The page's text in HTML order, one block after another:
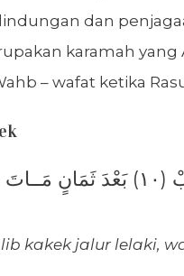
dan
karamah
– wafat ketika
كَذِبْ
kakek jalur lelaki,